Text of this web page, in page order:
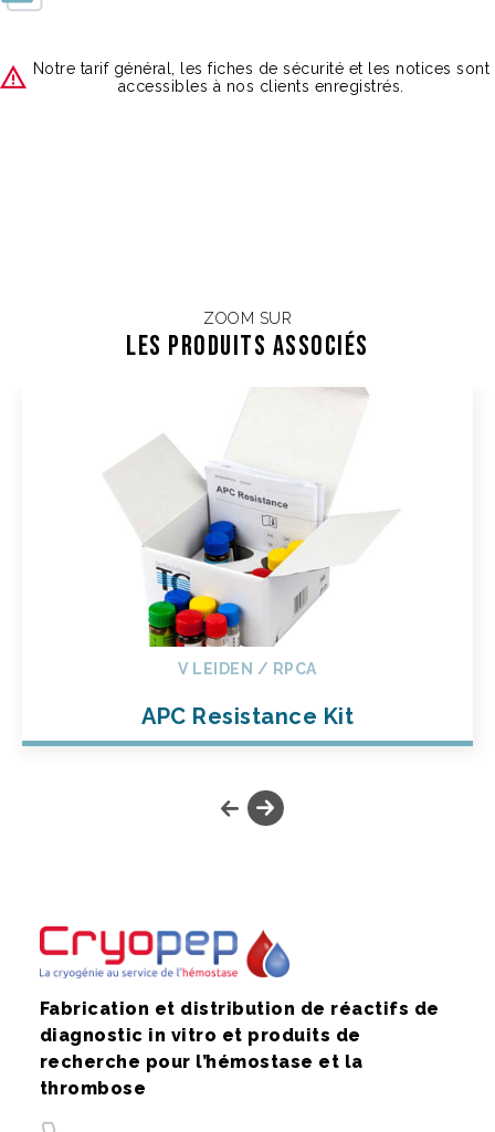
Notre tarif général, les fiches de sécurité et les notices sont
accessibles à nos clients enregistrés.
ZOOM SUR
Les Produits associés
V LEIDEN / RPCA
APC Resistance Kit
Fabrication et distribution de réactifs de
diagnostic in vitro et produits de
recherche pour l’hémostase et la
thrombose